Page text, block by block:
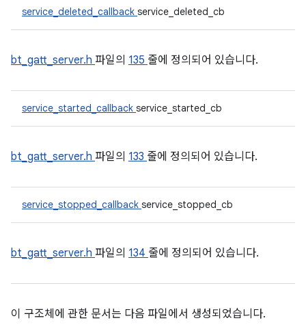
service_deleted_callback service_deleted_cb
bt_gatt_server.h 파일의 135 줄에 정의되어 있습니다.
service_started_callback service_started_cb
bt_gatt_server.h 파일의 133 줄에 정의되어 있습니다.
service_stopped_callback service_stopped_cb
bt_gatt_server.h 파일의 134 줄에 정의되어 있습니다.
이 구조체에 관한 문서는 다음 파일에서 생성되었습니다.